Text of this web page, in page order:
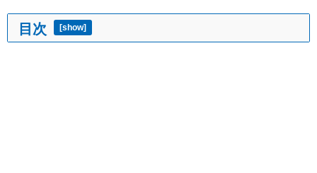
目次 [show]